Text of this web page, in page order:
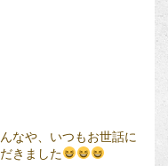
なや、いつもお世話に
きました